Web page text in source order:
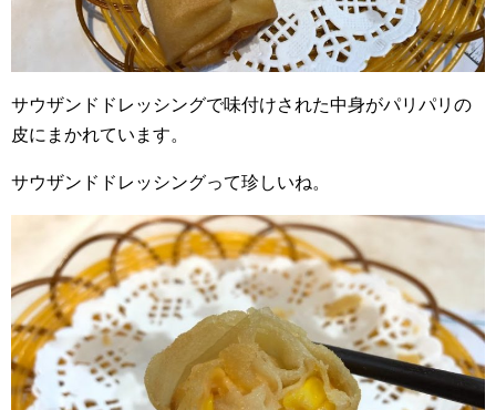
サウザンドドレッシングで味付けされた中身がパリパリの
皮にまかれています。
サウザンドドレッシングって珍しいね。